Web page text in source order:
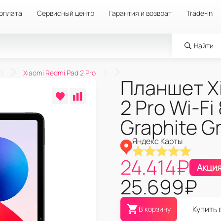
Сервисный центр Гарантия и возврат Trade-In
Найти
Xiaomi Redmi Pad 2 Pro
Планшет
2 Pro Wi-
Graphite
Яндекс Карты
24.414₽
25.699₽
В корзину Купить